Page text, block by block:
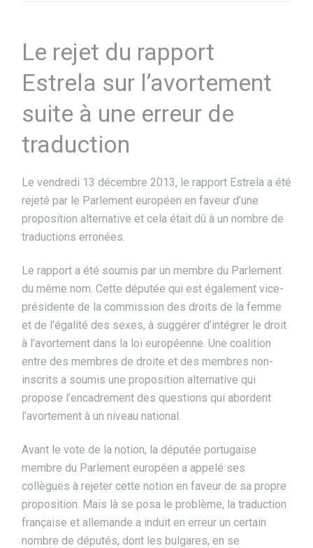
Le rejet du rapport
Estrela sur l’avortement
suite à une erreur de
traduction
Le vendredi 13 décembre 2013, le rapport Estrela a été
rejeté par le Parlement européen en faveur d’une
proposition alternative et cela était dû à un nombre de
traductions erronées.
Le rapport a été soumis par un membre du Parlement
du même nom. Cette députée qui est également vice-
présidente de la commission des droits de la femme
et de l’égalité des sexes, à suggérer d’intégrer le droit
à l’avortement dans la loi européenne. Une coalition
entre des membres de droite et des membres non-
inscrits a soumis une proposition alternative qui
propose l’encadrement des questions qui abordent
l’avortement à un niveau national.
Avant le vote de la notion, la députée portugaise
membre du Parlement européen a appelé ses
collègues à rejeter cette notion en faveur de sa propre
proposition. Mais là se posa le problème, la traduction
française et allemande a induit en erreur un certain
nombre de députés, dont les bulgares, en se